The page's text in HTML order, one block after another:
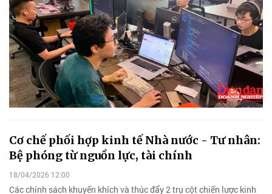
Cơ chế phối hợp kinh tế Nhà nước - Tư nhân:
Bệ phóng từ nguồn lực, tài chính
18/04/2026 12:00
Các chính sách khuyến khích và thúc đẩy 2 trụ cột chiến lược kinh